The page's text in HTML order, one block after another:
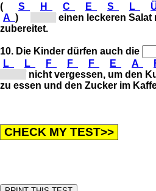
(
S H C E S L
A )
einen leckeren
zubereitet.
10. Die Kinder dürfen auch die
L
L F F F E A
nicht vergessen, um den
zu essen und den Zucker im